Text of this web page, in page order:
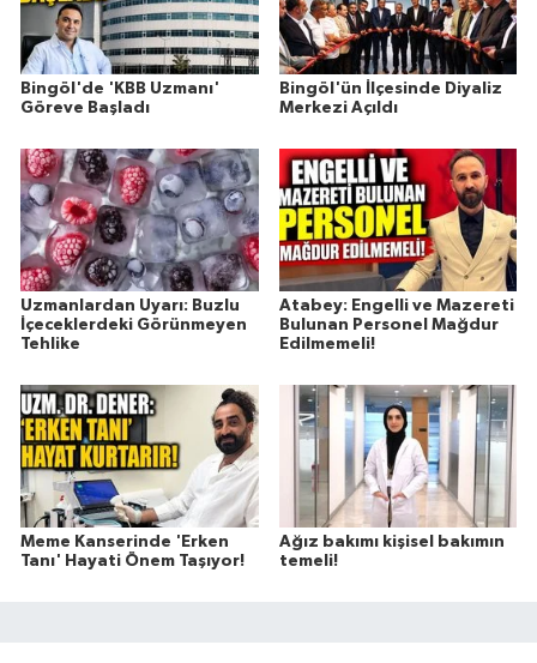
Bingöl'de 'KBB Uzmanı'
Göreve Başladı
Bingöl'ün İlçesinde Diyaliz
Merkezi Açıldı
Uzmanlardan Uyarı: Buzlu
İçeceklerdeki Görünmeyen
Tehlike
Atabey: Engelli ve Mazereti
Bulunan Personel Mağdur
Edilmemeli!
Meme Kanserinde 'Erken
Tanı' Hayati Önem Taşıyor!
Ağız bakımı kişisel bakımın
temeli!